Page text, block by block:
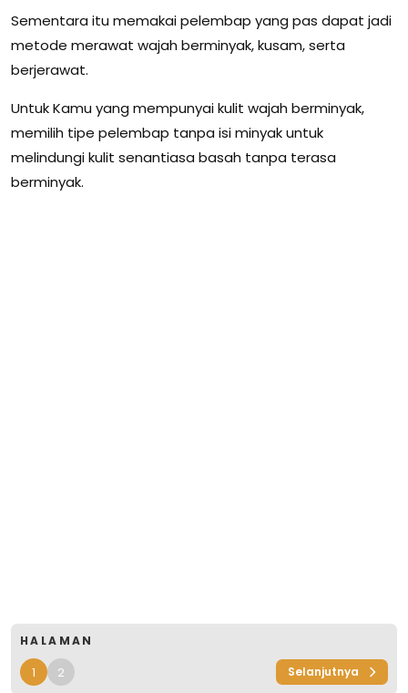
Sementara itu memakai pelembap yang pas dapat jadi
metode merawat wajah berminyak, kusam, serta
berjerawat.
Untuk Kamu yang mempunyai kulit wajah berminyak,
memilih tipe pelembap tanpa isi minyak untuk
melindungi kulit senantiasa basah tanpa terasa
berminyak.
HALAMAN
1 2 Selanjutnya